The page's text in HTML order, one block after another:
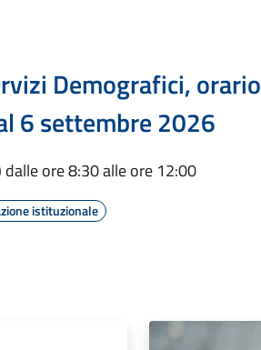
Demografici, orario
6 settembre 2026
ore 8:30 alle ore 12:00
istituzionale